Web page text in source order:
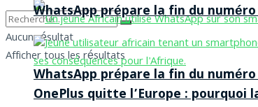
Aucun résultat
Afficher tous les résultats
WhatsApp prépare la fin du
WhatsApp prépare la fin du
OnePlus quitte l’Europe : pourquoi